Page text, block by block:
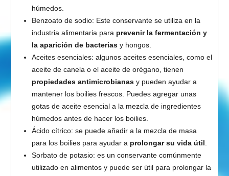
húmedos.
Benzoato de sodio: Este conservante se utiliza en la
industria alimentaria para prevenir la fermentación y
la aparición de bacterias y hongos.
Aceites esenciales: algunos aceites esenciales, como el
aceite de canela o el aceite de orégano, tienen
propiedades antimicrobianas y pueden ayudar a
mantener los boilies frescos. Puedes agregar unas
gotas de aceite esencial a la mezcla de ingredientes
húmedos antes de hacer los boilies.
Ácido cítrico: se puede añadir a la mezcla de masa
para los boilies para ayudar a prolongar su vida útil
Sorbato de potasio: es un conservante comúnmente
utilizado en alimentos y puede ser útil para prolongar la